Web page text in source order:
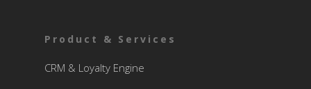
Product & Services
CRM & Loyalty Engine